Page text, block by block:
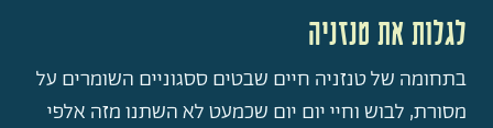
לגלות את טנזניה
בתחומה של טנזניה חיים שבטים ססגוניים השומרים על
מסורת, לבוש וחיי יום יום שכמעט לא השתנו מזה אלפי